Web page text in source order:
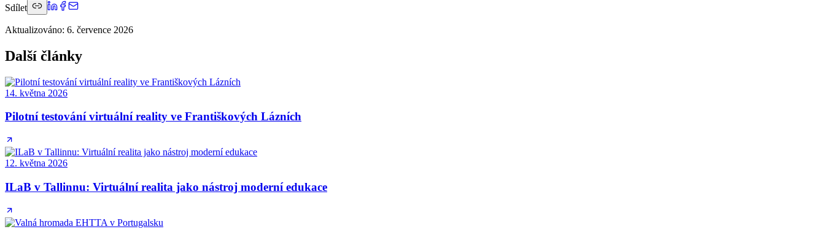
Sdílet
Aktualizováno: 6. července 2026
Další články
14. května 2026
Pilotní testování virtuální reality ve Františkových Lázních
12. května 2026
ILaB v Tallinnu: Virtuální realita jako nástroj moderní edukace